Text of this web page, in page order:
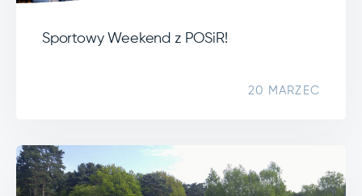
Sportowy Weekend z POSiR!
20 MARZEC